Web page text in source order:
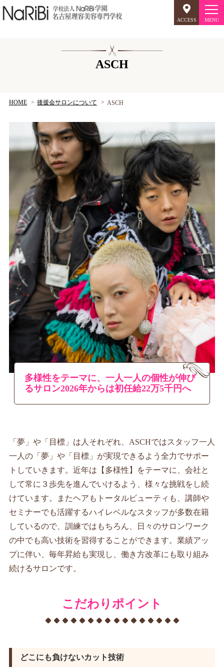
ACCESS
学科案内
キャンパスライフ
入学案内
就職について
情報公開
学生・保護者向け
一般サロン向け
後援会向け
学校情報
よくある質問
サイトマップ
お問合わせ 資料請求
ASCH
HOME 後援会サロンについて ASCH
多様性をテーマに、一人一人の個性が伸び
るサロン2026年からは初任給22万5千円へ
「夢」や「目標」は人それぞれ、ASCHではスタッフ一人
一人の「夢」や「目標」が実現できるよう全力でサポー
トしていきます。近年は【多様性】をテーマに、会社と
して常に３歩先を進んでいけるよう、様々な挑戦をし続
けています。またヘアもトータルビューティも、講師や
セミナーでも活躍するハイレベルなスタッフが多数在籍
しているので、訓練ではもちろん、日々のサロンワーク
の中でも高い技術を習得することができます。業績アッ
プに伴い、毎年昇給も実現し、働き方改革にも取り組み
続けるサロンです。
こだわりポイント
どこにも負けないカット技術